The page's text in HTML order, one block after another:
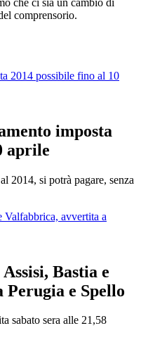
comprensorio.
2014 possibile fino al 10
imposta
aprile
2014, si potrà pagare, senza
Valfabbrica, avvertita a
Bastia e
e Spello
sabato sera alle 21,58